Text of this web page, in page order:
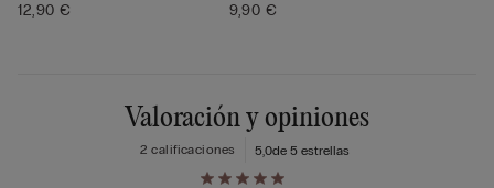
12,90 €
t...
9,90 €
Valoración y opiniones
5,0de 5 estrellas
2 calificaciones